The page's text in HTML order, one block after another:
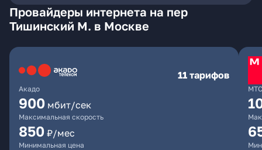
Провайдеры интернета на пер
Тишинский М. в Москве
Акадо
11 тарифов
900 мбит/сек
Максимальная скорость
850 ₽/мес
Минимальная цена
МТС